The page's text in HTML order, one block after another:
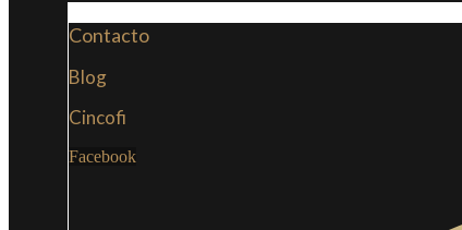
Contacto
Blog
Cincofi
Facebook